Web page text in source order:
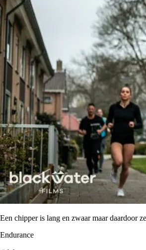
Een chipper is lang en zwaar maar daardoor
Endurance